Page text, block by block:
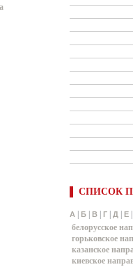
СПИСОК
А Б В Г Д Е
белорусское
горьковское
казанское
киевское